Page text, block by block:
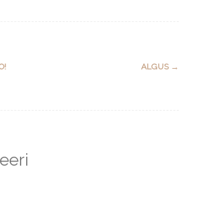
ALGUS →